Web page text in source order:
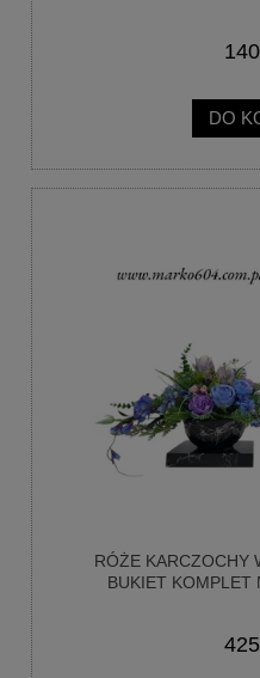
DO
RÓŻE KARCZOCHY
BUKIET KOMPLET